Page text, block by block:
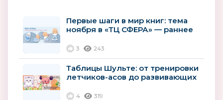
Первые шаги в мир книг: тема
ноября в «ТЦ СФЕРА» — раннее
3 243
Таблицы Шульте: от тренировки
летчиков-асов до развивающих
4 319